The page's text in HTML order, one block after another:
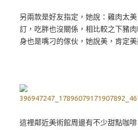
另兩款是好友指定，她說：雞肉太
訂，吃胖也沒關係，相比較之下豬
身也是嘴刁的傢伙，她說美，肯定
這裡鄰近美術館周邊有不少甜點咖